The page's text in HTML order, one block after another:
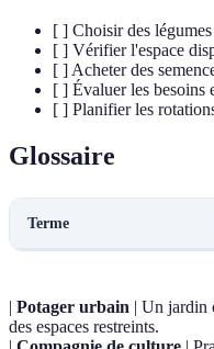
[ ] Choisir des
[ ] Vérifier l'espace
[ ] Acheter des
[ ] Évaluer les besoins
[ ] Planifier les
Glossaire
Terme
| Potager urbain | Un jardin
des espaces restreints.